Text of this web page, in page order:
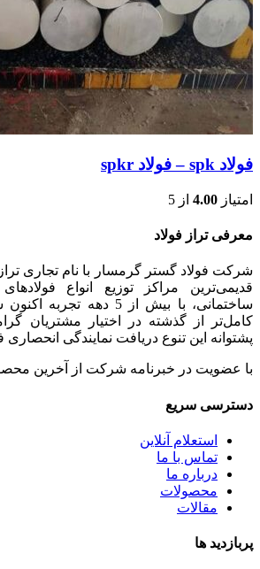
فولاد spk – فولاد spkr
امتیاز 4.00 از 5
معرفی تراز فولاد
شرکت فولاد گستر گرمسار با نام تجاری تراز
قدیمی‌ترین مراکز توزیع انواع
ساختمانی، با بیش از 5 دهه
کامل‌تر از گذشته در اختیار مشتریان
پشتوانه این تنوع دریافت نمایندگی
با عضویت در خبرنامه شرکت از آخرین
دسترسی سریع
استعلام آنلاین
تماس با ما
درباره ما
محصولات
مقالات
پربازدید ها